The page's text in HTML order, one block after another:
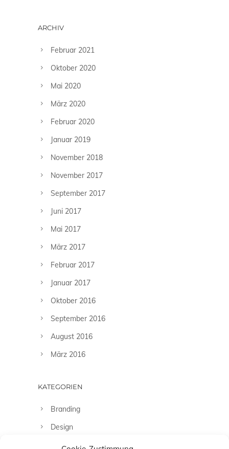
ARCHIV
Februar 2021
Oktober 2020
Mai 2020
März 2020
Februar 2020
Januar 2019
November 2018
November 2017
September 2017
Juni 2017
Mai 2017
März 2017
Februar 2017
Januar 2017
Oktober 2016
September 2016
August 2016
März 2016
KATEGORIEN
Branding
Design
Fashion